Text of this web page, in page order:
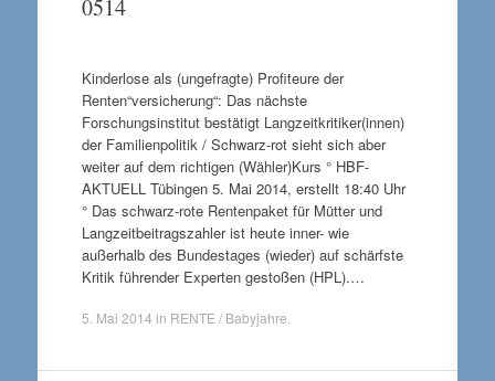
0514
Kinderlose als (ungefragte) Profiteure der
Renten“versicherung“: Das nächste
Forschungsinstitut bestätigt Langzeitkritiker(innen)
der Familienpolitik / Schwarz-rot sieht sich aber
weiter auf dem richtigen (Wähler)Kurs ° HBF-
AKTUELL Tübingen 5. Mai 2014, erstellt 18:40 Uhr
° Das schwarz-rote Rentenpaket für Mütter und
Langzeitbeitragszahler ist heute inner- wie
außerhalb des Bundestages (wieder) auf schärfste
Kritik führender Experten gestoßen (HPL).…
5. Mai 2014 in RENTE / Babyjahre